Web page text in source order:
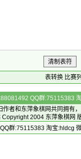
清制表符
表转换 比赛
QQ群:75115383
作者和 东萍象棋网共同拥有
Copyright 2004 东萍象棋网
群:75115383 淘宝:hldcg